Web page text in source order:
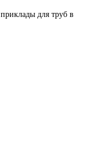
приклады для труб в